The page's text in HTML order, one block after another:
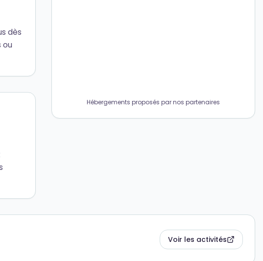
dès
ou
Hébergements proposés par nos partenaires
Voir les activités